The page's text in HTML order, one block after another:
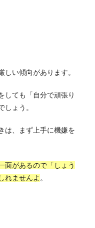
い傾向があります。
しても「自分で頑張り
しょう。
は、まず上手に機嫌を
面があるので「しょう
れませんよ 。